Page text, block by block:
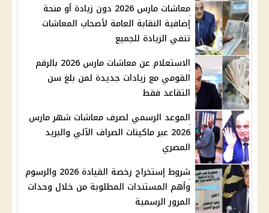
معاشات مارس 2026 دون زيادة أو منحة
إضافية النقابة العامة لأصحاب المعاشات
تنفي الزيادة للجميع
الاستعلام عن معاشات مارس 2026 بالرقم
القومي مع زيادات جديدة لمن بلغ سن
التقاعد فقط
الموعد الرسمي لصرف معاشات شهر مارس
2026 عبر ماكينات الصراف الآلي والبريد
المصري
شروط إستخراج رخصة القيادة 2026 والرسوم
وأهم المستندات المطلوبة من خلال وحدات
المرور الرسمية